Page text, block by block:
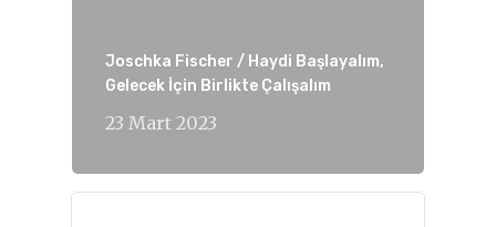
Joschka Fischer / Haydi Başlayalım,
Gelecek İçin Birlikte Çalışalım
23 Mart 2023